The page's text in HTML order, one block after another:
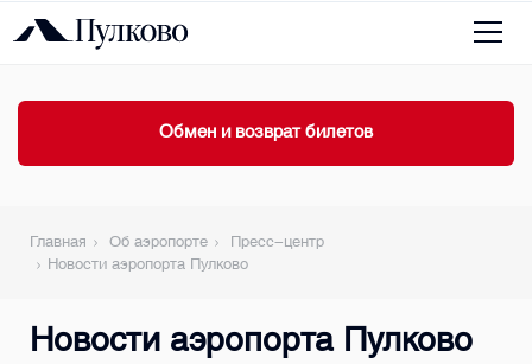
Обмен и возврат билетов
Главная Об аэропорте
Пресс-центр
Новости аэропорта Пулково
Новости аэропорта Пулково